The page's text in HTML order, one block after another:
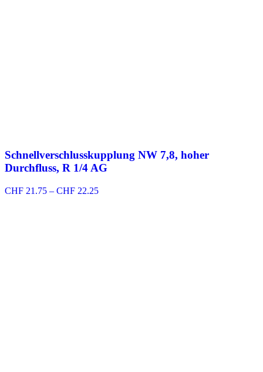
Schnellverschlusskupplung NW 7,8, hoher
Durchfluss, R 1/4 AG
CHF 21.75 – CHF 22.25Preisspanne: